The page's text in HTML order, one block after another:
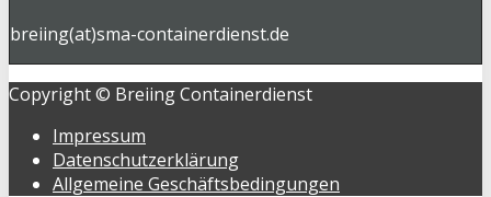
breiing(at)sma-containerdienst.de
Copyright © Breiing Containerdienst
Impressum
Datenschutzerklärung
Allgemeine Geschäftsbedingungen